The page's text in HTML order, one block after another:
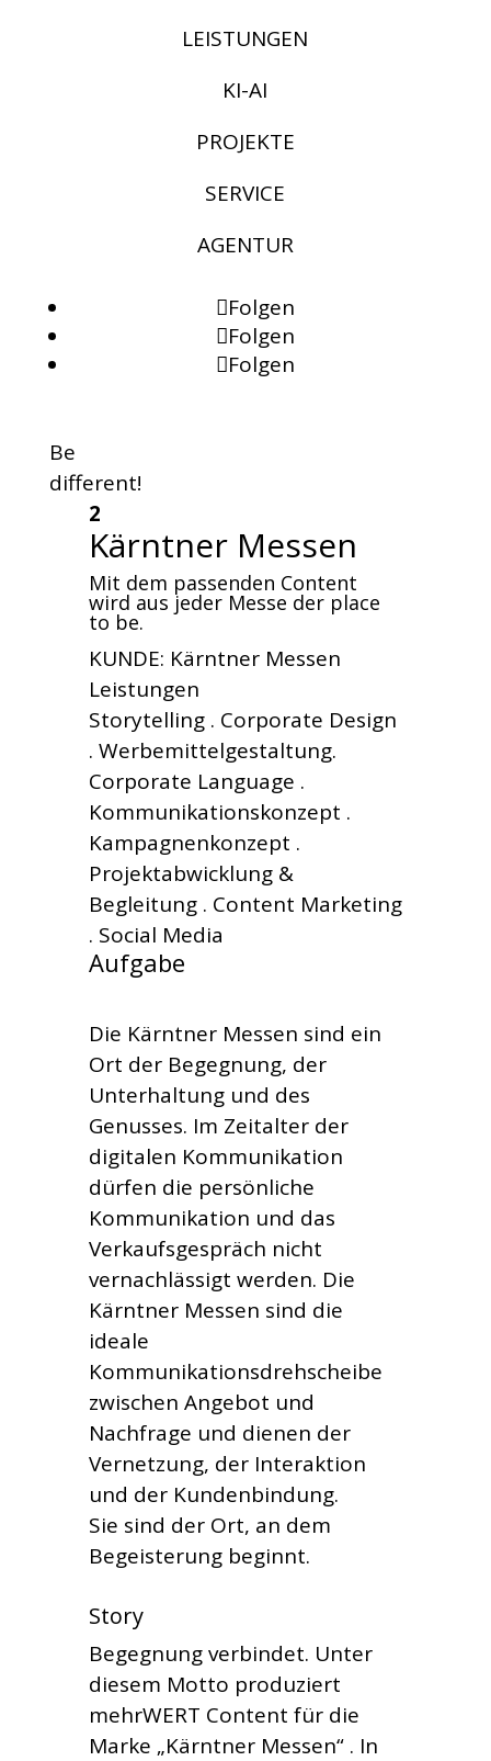
LEISTUNGEN
KI-AI
PROJEKTE
SERVICE
AGENTUR
Folgen
Folgen
Folgen
Be
different!
2
Kärntner Messen
Mit dem passenden Content
wird aus jeder Messe der place
to be.
KUNDE: Kärntner Messen
Leistungen
Storytelling . Corporate Design
. Werbemittelgestaltung.
Corporate Language .
Kommunikationskonzept .
Kampagnenkonzept .
Projektabwicklung &
Begleitung . Content Marketing
. Social Media
Aufgabe
Die Kärntner Messen sind ein
Ort der Begegnung, der
Unterhaltung und des
Genusses. Im Zeitalter der
digitalen Kommunikation
dürfen die persönliche
Kommunikation und das
Verkaufsgespräch nicht
vernachlässigt werden. Die
Kärntner Messen sind die
ideale
Kommunikationsdrehscheibe
zwischen Angebot und
Nachfrage und dienen der
Vernetzung, der Interaktion
und der Kundenbindung.
Sie sind der Ort, an dem
Begeisterung beginnt.
Story
Begegnung verbindet. Unter
diesem Motto produziert
mehrWERT Content für die
Marke „Kärntner Messen“ . In